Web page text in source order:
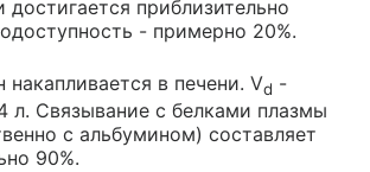
достигается приблизительно
- примерно 20%.
накапливается в печени. Vd -
л. Связывание с белками плазмы
с альбумином) составляет
90%.